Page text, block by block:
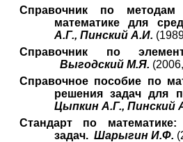
Справочник по
математике для
А.Г., Пинский А.И.
Справочник по
Выгодский М.Я.
Справочное пособие по
решения задач для
Цыпкин А.Г., Пинский
Стандарт по математике:
задач. Шарыгин И.Ф.